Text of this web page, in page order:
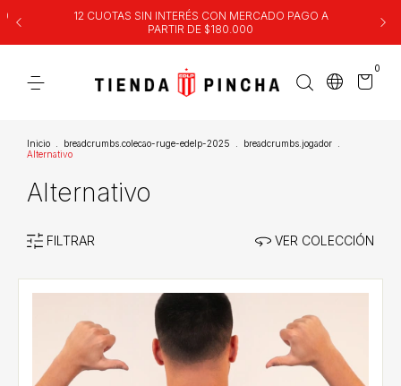
12 CUOTAS SIN INTERÉS CON MERCADO PAGO A
PARTIR DE $180.000
0
Inicio breadcrumbs.colecao-ruge-edelp-2025 breadcrumbs.jogador
Alternativo
Alternativo
FILTRAR VER COLECCIÓN